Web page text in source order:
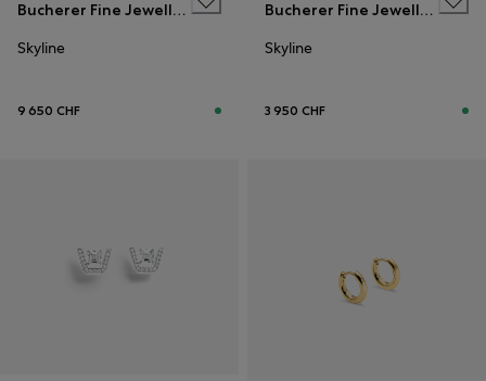
Bucherer Fine Jewellery
Skyline
9 650 CHF
Bucherer Fine Jewellery
Skyline
3 950 CHF